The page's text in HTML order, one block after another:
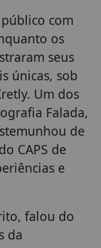
com
os
seus
únicas, sob
Um dos
Falada,
de
CAPS de
e
falou do
da